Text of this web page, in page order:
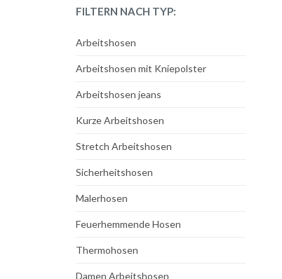
FILTERN NACH TYP:
Arbeitshosen
Arbeitshosen mit Kniepolster
Arbeitshosen jeans
Kurze Arbeitshosen
Stretch Arbeitshosen
Sicherheitshosen
Malerhosen
Feuerhemmende Hosen
Thermohosen
Damen Arbeitshosen